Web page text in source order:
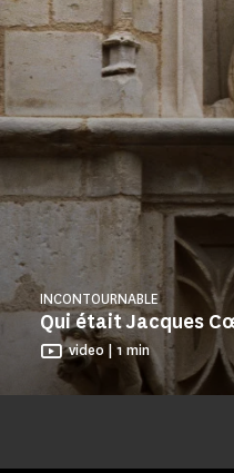
Qui était Jacques
INCONTOURNABLE
video | 1 min